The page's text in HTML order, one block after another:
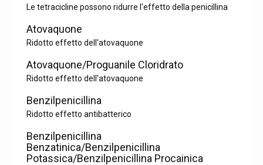
Le tetracicline possono ridurre l'effetto della penicillina
Atovaquone
Ridotto effetto dell'atovaquone
Atovaquone/Proguanile Cloridrato
Ridotto effetto dell'atovaquone
Benzilpenicillina
Ridotto effetto antibatterico
Benzilpenicillina
Benzatinica/Benzilpenicillina
Potassica/Benzilpenicillina Procainica